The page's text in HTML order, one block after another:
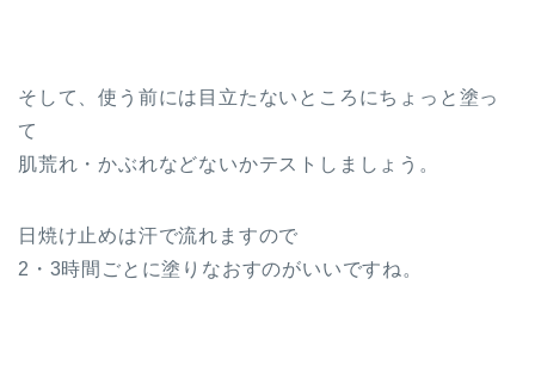
そして、使う前には目立たないところにちょっと塗っ
て
肌荒れ・かぶれなどないかテストしましょう。
日焼け止めは汗で流れますので
2・3時間ごとに塗りなおすのがいいですね。